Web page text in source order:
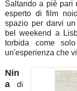
Saltando a piè pari
esperto di film
spazio per darvi
bel weekend a
torbida come
un'esperienza che
Nin
a di